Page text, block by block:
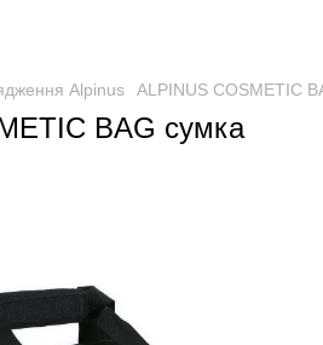
Alpinus ALPINUS COSMETIC
BAG сумка